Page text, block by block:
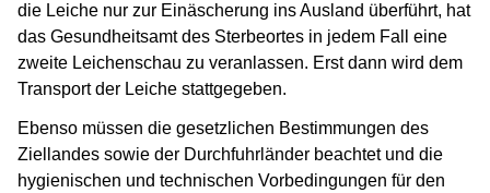
die Leiche nur zur Einäscherung ins Ausland überführt, hat
das Gesundheitsamt des Sterbeortes in jedem Fall eine
zweite Leichenschau zu veranlassen. Erst dann wird dem
Transport der Leiche stattgegeben.
Ebenso müssen die gesetzlichen Bestimmungen des
Ziellandes sowie der Durchfuhrländer beachtet und die
hygienischen und technischen Vorbedingungen für den